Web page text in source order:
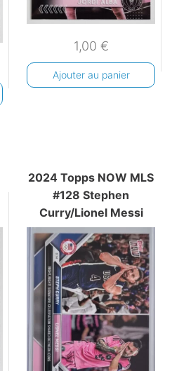
1,00 €
Ajouter au panier
2024 Topps NOW MLS
#128 Stephen
Curry/Lionel Messi